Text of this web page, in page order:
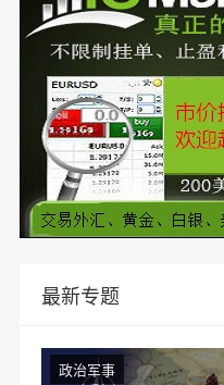
最新专题
政治军事